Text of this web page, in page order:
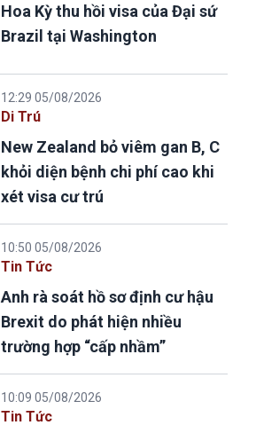
Hoa Kỳ thu hồi visa của Đại sứ
Brazil tại Washington
12:29 05/08/2026
Di Trú
New Zealand bỏ viêm gan B, C
khỏi diện bệnh chi phí cao khi
xét visa cư trú
10:50 05/08/2026
Tin Tức
Anh rà soát hồ sơ định cư hậu
Brexit do phát hiện nhiều
trường hợp “cấp nhầm”
10:09 05/08/2026
Tin Tức